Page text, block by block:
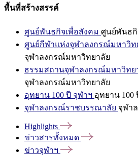
พื้นที่สร้างสรรค์
ศูนย์พันธกิจเพื่อสังคม ศูนย์พันธกิ
ศูนย์กีฬาแห่งจุฬาลงกรณ์มหาวิท
จุฬาลงกรณ์มหาวิทยาลัย
ธรรมสถานจุฬาลงกรณ์มหาวิทย
จุฬาลงกรณ์มหาวิทยาลัย
อุทยาน 100 ปี จุฬาฯ อุทยาน 100
จุฬาลงกรณ์ราชบรรณาลัย จุฬา
Highlights
ข่าวสารทั้งหมด
ข่าวจุฬาฯ